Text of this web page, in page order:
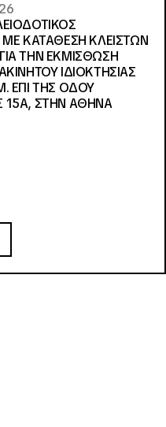
ΜΕ ΚΑΤΑΘΕΣΗ ΚΛΕΙΣΤΩΝ
ΤΗΝ ΕΚΜΙΣΘΩΣΗ
ΙΔΙΟΚΤΗΣΙΑΣ
ΕΠΙ ΤΗΣ ΟΔΟΥ
ΣΤΗΝ ΑΘΗΝΑ